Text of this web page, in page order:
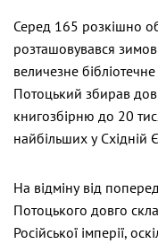
Серед 165 розкішно
розташовувався
величезне
Потоцький збирав
книгозбірню до 20
найбільших у Східній
На відміну від
Потоцького довго
Російської імперії,